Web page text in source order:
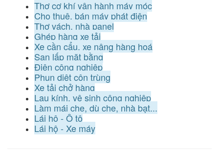
Thợ cơ khí vận hành máy móc
Cho thuê, bán máy phát điện
Thợ vách, nhà panel
Ghép hàng xe tải
Xe cần cẩu, xe nâng hàng hoá
San lấp mặt bằng
Điện công nghiệp
Phun diệt côn trùng
Xe tải chở hàng
Lau kính, vệ sinh công nghiệp
Làm mái che, dù che, nhà bạt...
Lái hộ - Ô tô
Lái hộ - Xe máy